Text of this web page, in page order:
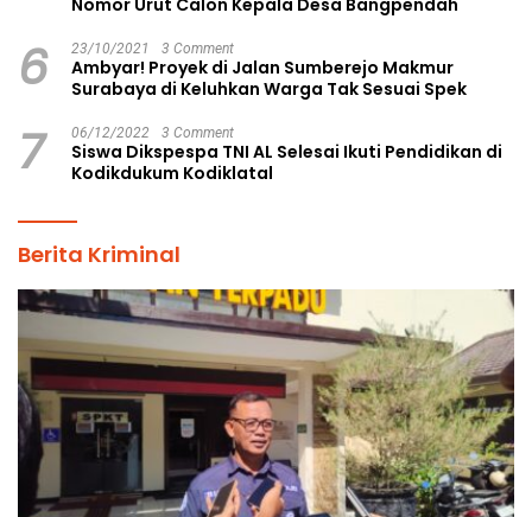
Nomor Urut Calon Kepala Desa Bangpendah
6 23/10/2021 3 Comment
Ambyar! Proyek di Jalan Sumberejo Makmur
Surabaya di Keluhkan Warga Tak Sesuai Spek
7 06/12/2022 3 Comment
Siswa Dikspespa TNI AL Selesai Ikuti Pendidikan di
Kodikdukum Kodiklatal
Berita Kriminal